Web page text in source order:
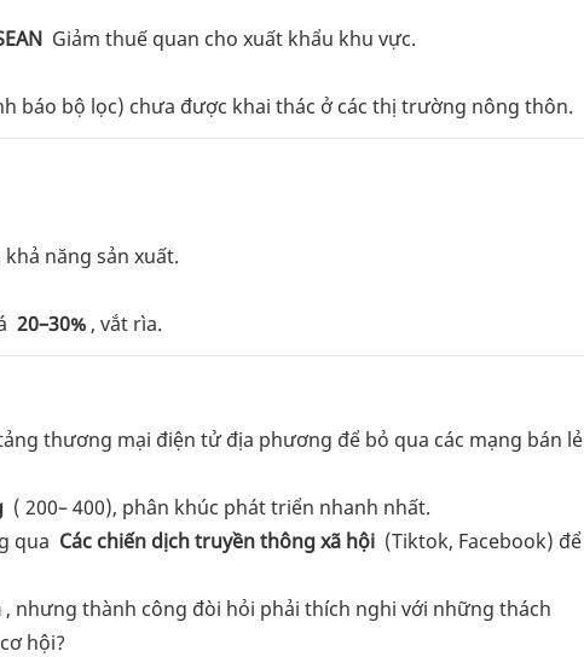
Giảm thuế quan cho xuất khẩu khu vực.
báo bộ lọc) chưa được khai thác ở các thị trường nông thôn.
năng sản xuất.
20–30% , vắt rìa.
thương mại điện tử địa phương để bỏ qua các mạng bán lẻ
( 200–400), phân khúc phát triển nhanh nhất.
qua Các chiến dịch truyền thông xã hội (Tiktok, Facebook) để
, nhưng thành công đòi hỏi phải thích nghi với những thách
hội?